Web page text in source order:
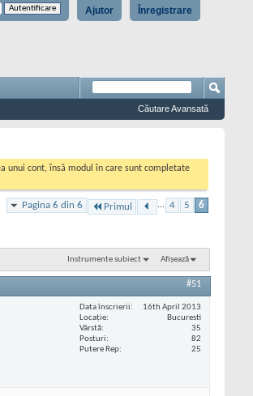
Înregistrare
Ajutor
Căutare Avansată
unui cont, însă modul în care sunt completate
Pagina 6 din 6 Primul ... 4 5 6
Instrumente subiect Afișează
#51
Data înscrierii
16th April 2013
Locaţie
Bucuresti
Vârstă
35
Posturi
82
Putere Rep
25